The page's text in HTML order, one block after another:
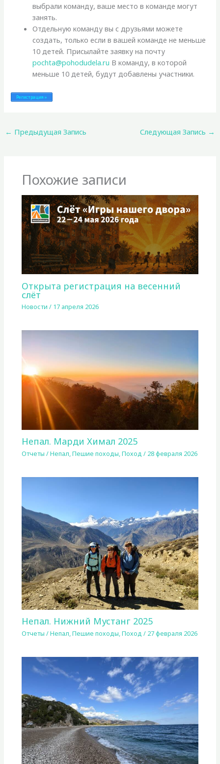
выбрали команду, ваше место в команде могут
занять.
Отдельную команду вы с друзьями можете
создать, только если в вашей команде не меньше
10 детей. Присылайте заявку на почту
pochta@pohodudela.ru В команду, в которой
меньше 10 детей, будут добавлены участники.
Регистрация »
← Предыдущая Запись Следующая Запись →
Похожие записи
Открыта регистрация на весенний
слёт
Новости / 17 апреля 2026
Непал. Марди Химал 2025
Отчеты /Непал ,Пешие походы ,Поход / 28 февраля 2026
Непал. Нижний Мустанг 2025
Отчеты /Непал ,Пешие походы ,Поход / 27 февраля 2026